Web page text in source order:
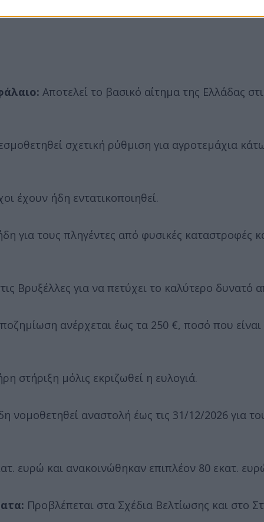
Αποτελεί το βασικό αίτημα της Ελλάδας
σχετική ρύθμιση για αγροτεμάχια
έχουν ήδη εντατικοποιηθεί.
για τους πληγέντες από φυσικές καταστροφές
Βρυξέλλες για να πετύχει το καλύτερο δυνατό
ανέρχεται έως τα 250 €, ποσό που είναι
στήριξη μόλις εκριζωθεί η ευλογιά.
νομοθετηθεί αναστολή έως τις 31/12/2026 για
ευρώ και ανακοινώθηκαν επιπλέον 80 εκατ.
Προβλέπεται στα Σχέδια Βελτίωσης και στο